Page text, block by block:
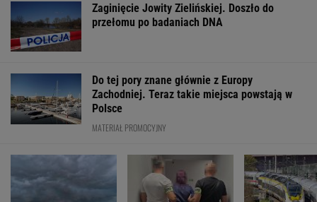
Zaginięcie Jowity Zielińskiej. Doszło do
przełomu po badaniach DNA
Do tej pory znane głównie z Europy
Zachodniej. Teraz takie miejsca powstają w
Polsce
MATERIAŁ PROMOCYJNY